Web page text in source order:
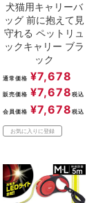
犬猫用キャリーバ
ッグ 前に抱えて見
守れる ペットリュ
ックキャリー ブラ
ック
通常価格 ¥7,678
販売価格 ¥7,678 税込
会員価格 ¥7,678 税込
お気に入りに登録